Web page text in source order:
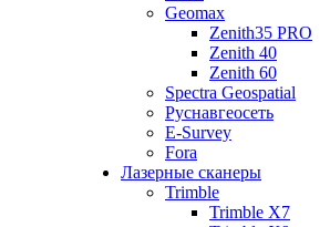
Geomax
Zenith35 PRO
Zenith 40
Zenith 60
Spectra Geospatial
Руснавгеосеть
E-Survey
Fora
Лазерные сканеры
Trimble
Trimble X7